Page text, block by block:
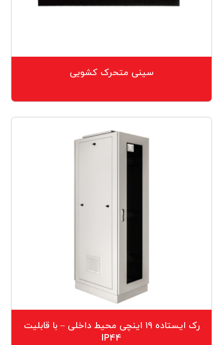
سینی متحرک کشویی
رک ایستاده ۱۹ اینچی محیط داخلی – با قابلیت
IP44